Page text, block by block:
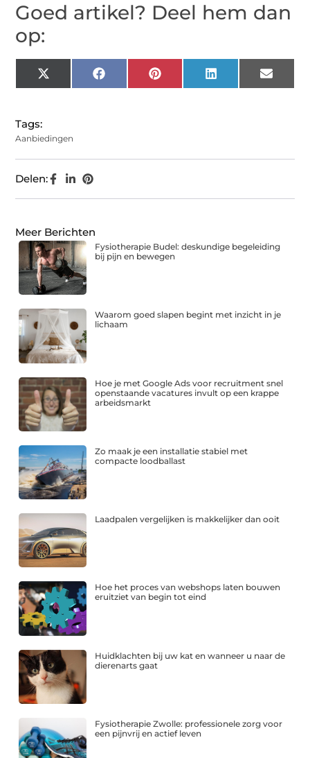
Goed artikel? Deel hem dan
op:
X
(Twitter)
Facebook Pinterest LinkedIn Email
Tags:
Aanbiedingen
Delen:
Meer Berichten
Fysiotherapie Budel: deskundige begeleiding
bij pijn en bewegen
Waarom goed slapen begint met inzicht in je
lichaam
Hoe je met Google Ads voor recruitment snel
openstaande vacatures invult op een krappe
arbeidsmarkt
Zo maak je een installatie stabiel met
compacte loodballast
Laadpalen vergelijken is makkelijker dan ooit
Hoe het proces van webshops laten bouwen
eruitziet van begin tot eind
Huidklachten bij uw kat en wanneer u naar de
dierenarts gaat
Fysiotherapie Zwolle: professionele zorg voor
een pijnvrij en actief leven